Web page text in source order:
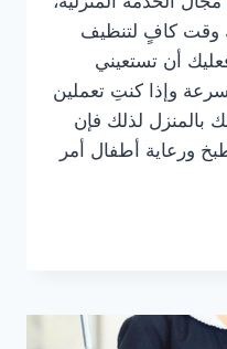
وقت كافٍ لتنظيف
أن تستعيني
وإذا كنتِ تعملين
بالمنزل لذلك فإن
ورعاية أطفال أمر